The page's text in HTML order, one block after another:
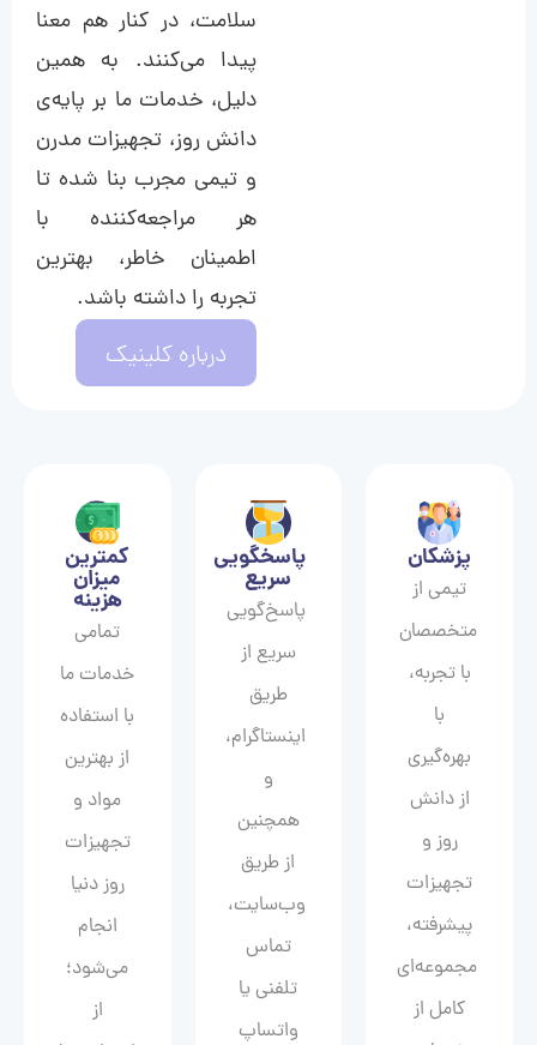
سلامت، در کنار هم معنا
پیدا می‌کنند. به همین
دلیل، خدمات ما بر پایه‌ی
دانش روز، تجهیزات مدرن
و تیمی مجرب بنا شده تا
هر مراجعه‌کننده با
اطمینان خاطر، بهترین
تجربه را داشته باشد.
درباره کلینیک
پزشکان
تیمی از
متخصصان
با تجربه،
با
بهره‌گیری
از دانش
روز و
تجهیزات
پیشرفته،
مجموعه‌ای
کامل از
پاسخگویی
سریع
پاسخ‌گویی
سریع از
طریق
اینستاگرام،
و
همچنین
از طریق
وب‌سایت،
تماس
تلفنی یا
واتساپ
کمترین
میزان
هزینه
تمامی
خدمات ما
با استفاده
از بهترین
مواد و
تجهیزات
روز دنیا
انجام
می‌شود؛
از